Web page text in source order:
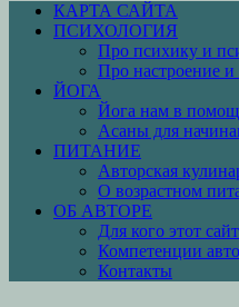
КАРТА САЙТА
ПСИХОЛОГИЯ
Про психику и
Про настроение
ЙОГА
Йога нам в
Асаны для
ПИТАНИЕ
Авторская
О возрастном
ОБ АВТОРЕ
Для кого этот
Компетенции
Контакты